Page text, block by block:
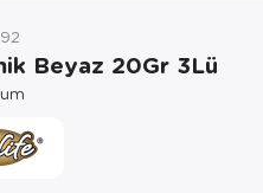
Beyaz 20Gr 3Lü